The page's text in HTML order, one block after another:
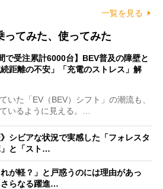
一覧を見る
ってみた、使ってみた
で受注累計6000台】BEV普及の障壁と
距離の不安」「充電のストレス」解
た「EV（BEV）シフト」の潮流も、
いるように見える。…
シビアな状況で実感した「フォレスタ
と「スト…
が軽？」と戸惑うのには理由があっ
らなる躍進…